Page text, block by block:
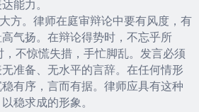
能力。
。律师在庭审辩论中要有风度，有
气扬。在辩论得势时，不忘乎所
不惊慌失措，手忙脚乱。发言必须
准备、无水平的言辞。在任何情形
有序，言而有据。律师应具有这种
稳求成的形象。